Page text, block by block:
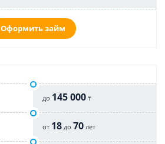
Оформить займ
до 145 000 ₸
от 18 до 70 лет